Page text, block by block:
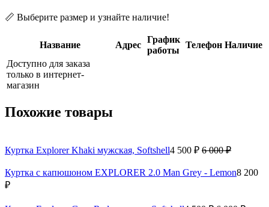
📏 Выберите размер и узнайте наличие!
Название Адрес
График
работы
Телефон Наличие
Доступно для заказа
только в интернет-
магазин
Похожие товары
Куртка Explorer Khaki мужская, Softshell4 500 ₽ 6 000 ₽
Куртка с капюшоном EXPLORER 2.0 Man Grey - Lemon8 200
₽